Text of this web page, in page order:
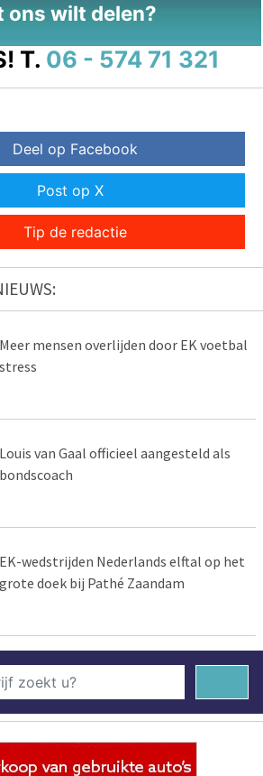
ons wilt delen?
T. 06 - 574 71 321
Deel op Facebook
Post op X
Tip de redactie
Meer mensen overlijden door EK voetbal
stress
Louis van Gaal officieel aangesteld als
bondscoach
EK-wedstrijden Nederlands elftal op het
grote doek bij Pathé Zaandam